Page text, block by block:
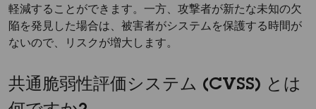
軽減することができます。一方、攻撃者が新たな未知の欠
陥を発見した場合は、被害者がシステムを保護する時間が
ないので、リスクが増大します。
共通脆弱性評価システム (CVSS) とは